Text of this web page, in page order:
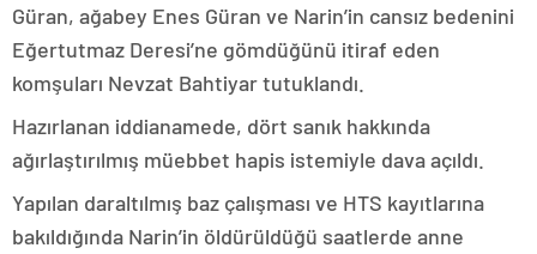
Güran, ağabey Enes Güran ve Narin’in cansız bedenini
Eğertutmaz Deresi’ne gömdüğünü itiraf eden
komşuları Nevzat Bahtiyar tutuklandı.
Hazırlanan iddianamede, dört sanık hakkında
ağırlaştırılmış müebbet hapis istemiyle dava açıldı.
Yapılan daraltılmış baz çalışması ve HTS kayıtlarına
bakıldığında Narin’in öldürüldüğü saatlerde anne